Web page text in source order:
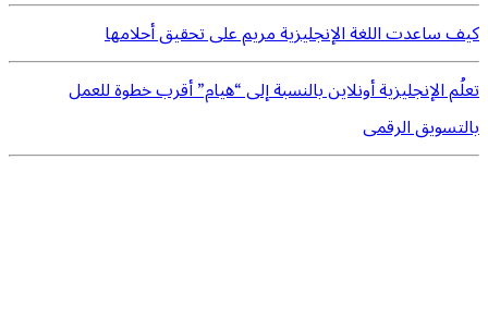
كيف ساعدت اللغة الإنجليزية مريم على تحقيق أحلامها
تعلُم الإنجليزية أونلاين بالنسبة إلى “هيام” أقرب خطوة للعمل
بالتسويق الرقمى